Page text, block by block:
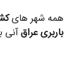
همه شهر های
باربری عراقآنی